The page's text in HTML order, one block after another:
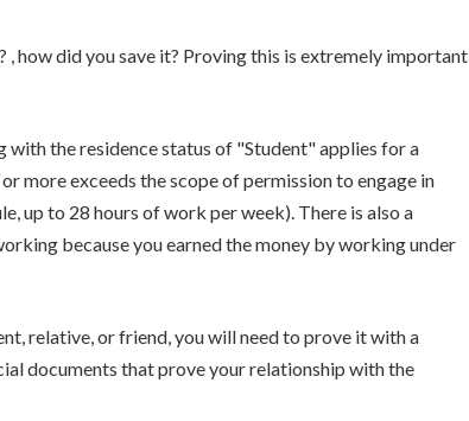
how did you save it? Proving this is extremely important
with the residence status of "Student" applies for a
more exceeds the scope of permission to engage in
up to 28 hours of work per week). There is also a
because you earned the money by working under
relative, or friend, you will need to prove it with a
documents that prove your relationship with the